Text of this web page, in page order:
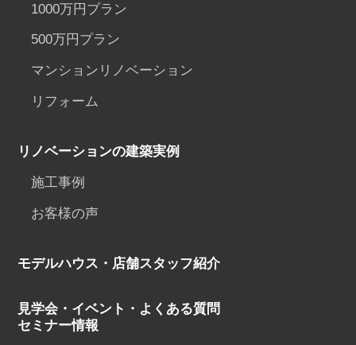
1000万円プラン
500万円プラン
マンションリノベーション
リフォーム
リノベーションの建築実例
施工事例
お客様の声
モデルハウス・店舗
見学会・イベント・
セミナー情報
スタッフ紹介
よくある質問